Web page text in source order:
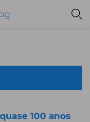
100 anos